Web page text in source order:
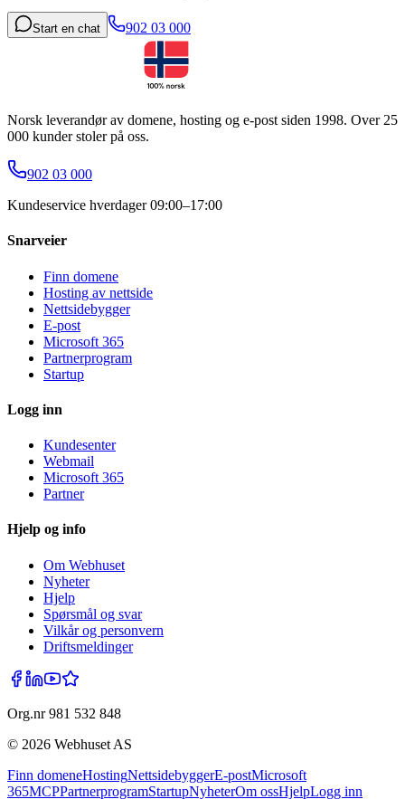
Start en chat 902 03 000
Norsk leverandør av domene, hosting og e-post siden 1998. Over 25
000 kunder stoler på oss.
902 03 000
Kundeservice hverdager 09:00–17:00
Snarveier
Finn domene
Hosting av nettside
Nettsidebygger
E-post
Microsoft 365
Partnerprogram
Startup
Logg inn
Kundesenter
Webmail
Microsoft 365
Partner
Hjelp og info
Om Webhuset
Nyheter
Hjelp
Spørsmål og svar
Vilkår og personvern
Driftsmeldinger
Org.nr 981 532 848
© 2026 Webhuset AS
Finn domeneHostingNettsidebyggerE-postMicrosoft
365MCPPartnerprogramStartupNyheterOm ossHjelpLogg inn